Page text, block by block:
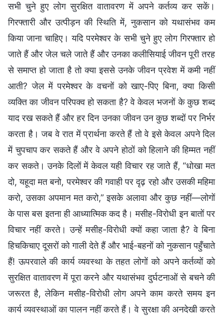
सभी चुने हुए लोग सुरक्षित वातावरण में अपने कर्तव्य कर सकें।
गिरफ्तारी और उत्पीड़न की स्थिति में, नुकसान को यथासंभव कम
किया जाना चाहिए। यदि परमेश्वर के सभी चुने हुए लोग गिरफ्तार हो
जाते हैं और जेल चले जाते हैं और उनका कलीसियाई जीवन पूरी तरह
से समाप्त हो जाता है तो क्या इससे उनके जीवन प्रवेश में कमी नहीं
आती? जेल में परमेश्वर के वचनों को खाए-पिए बिना, क्या किसी
व्यक्ति का जीवन परिपक्व हो सकता है? वे केवल भजनों के कुछ शब्द
याद रख सकते हैं और हर दिन उनका जीवन उन कुछ शब्दों पर निर्भर
करता है। जब वे रात में प्रार्थना करते हैं तो वे इसे केवल अपने दिल
में चुपचाप कर सकते हैं और वे अपने होठों को हिलाने की हिम्मत नहीं
कर सकते। उनके दिलों में केवल यही विचार रह जाते हैं, “धोखा मत
दो, यहूदा मत बनो, परमेश्वर की गवाही पर दृढ़ रहो और उसकी महिमा
करो, उसका अपमान मत करो,” इसके अलावा और कुछ नहीं—लोगों
के पास बस इतना ही आध्यात्मिक कद है। मसीह-विरोधी इन बातों पर
विचार नहीं करते। उन्हें मसीह-विरोधी क्यों कहा जाता है? वे बिना
हिचकिचाए दूसरों को गाली देते हैं और भाई-बहनों को नुकसान पहुँचाते
हैं! ऊपरवाले की कार्य व्यवस्था के तहत लोगों को अपने कर्तव्यों को
सुरक्षित वातावरण में पूरा करने और यथासंभव दुर्घटनाओं से बचने की
जरूरत है, लेकिन मसीह-विरोधी लोग अपने काम करते समय इन
कार्य व्यवस्थाओं का पालन नहीं करते हैं। वे सुरक्षा की अनदेखी करते